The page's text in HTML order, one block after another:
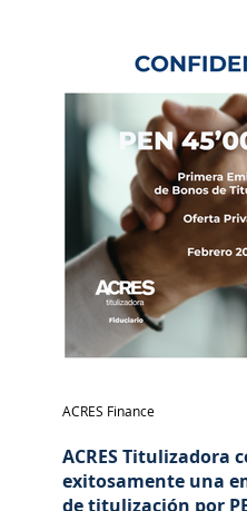
ACRES Titulizadora
exitosamente una
de titulización por
ACRES Finance